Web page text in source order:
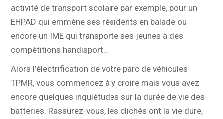
activité de transport scolaire par exemple, pour un
EHPAD qui emmène ses résidents en balade ou
encore un IME qui transporte ses jeunes à des
compétitions handisport…
Alors l’électrification de votre parc de véhicules
TPMR, vous commencez à y croire mais vous avez
encore quelques inquiétudes sur la durée de vie des
batteries. Rassurez-vous, les clichés ont la vie dure,